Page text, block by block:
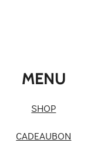
MENU
SHOP
CADEAUBON